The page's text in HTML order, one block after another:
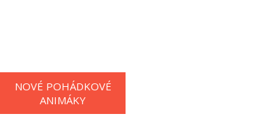
NOVÉ POHÁDKOVÉ
ANIMÁKY